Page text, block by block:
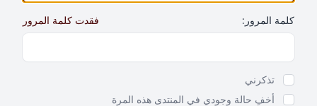
كلمة المرور: فقدت كلمة المرور
تذكرني
أخفِ حالة وجودي في المنتدى هذه المرة